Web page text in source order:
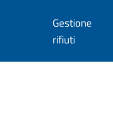
Gestione
rifiuti